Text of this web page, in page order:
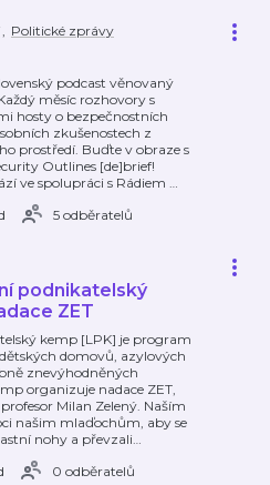
, Politické zprávy
podcast věnovaný
měsíc rozhovory s
hosty o bezpečnostních
zkušenostech z
prostředí. Buďte v obraze s
Outlines [de]brief!
ve spolupráci s Rádiem …
5 odběratelů
podnikatelský
ZET
kemp [LPK] je program
domovů, azylových
znevýhodněných
organizuje nadace ZET,
Milan Zelený. Naším
našim mlaďochům, aby se
nohy a převzali…
0 odběratelů